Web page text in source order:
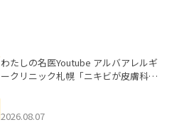
わたしの名医Youtube アルバアレルギ
ークリニック札幌「ニキビが皮膚科で
ました。
2026.08.07